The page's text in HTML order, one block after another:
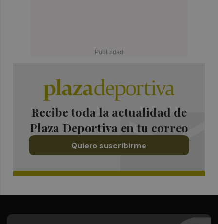
Recibe toda la actualidad de
Plaza Deportiva en tu correo
Quiero suscribirme